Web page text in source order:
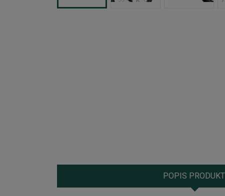
POPIS